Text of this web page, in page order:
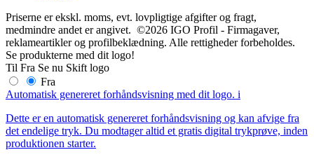
Priserne er ekskl. moms, evt. lovpligtige afgifter og fragt,
medmindre andet er angivet. ©2026 IGO Profil - Firmagaver,
reklameartikler og profilbeklædning. Alle rettigheder forbeholdes.
Se produkterne med dit logo!
Til Fra Se nu Skift logo
Fra
Automatisk genereret forhåndsvisning med dit logo. i
Dette er en automatisk genereret forhåndsvisning og kan afvige fra
det endelige tryk. Du modtager altid et gratis digital trykprøve, inden
produktionen starter.